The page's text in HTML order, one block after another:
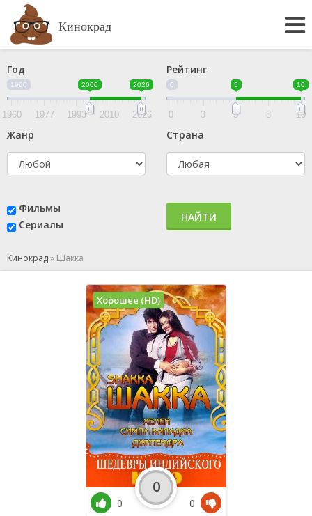
Кинокрад
Год
1960 2000 2026
1960 1977 1993 2010 2026
Рейтинг
0 5 10
0 3 5 8 10
Жанр Страна
Фильмы
Сериалы
НАЙТИ
Кинокрад» Шакка
Хорошее (HD)
0
0
0